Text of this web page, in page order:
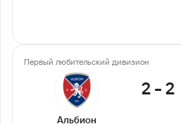
Первый любительский дивизион
Альбион
2 -2